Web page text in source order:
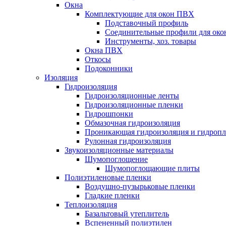
Окна
Комплектующие для окон ПВХ
Подставочный профиль
Соединительные профили для
Инструменты, хоз. товары
Окна ПВХ
Откосы
Подоконники
Изоляция
Гидроизоляция
Гидроизоляционные ленты
Гидроизоляционные пленки
Гидрошпонки
Обмазочная гидроизоляция
Проникающая гидроизоляция и
Рулонная гидроизоляция
Звукоизоляционные материалы
Шумопоглощение
Шумопоглощающие плиты
Полиэтиленовые пленки
Воздушно-пузырьковые пленки
Гладкие пленки
Теплоизоляция
Базальтовый утеплитель
Вспененный полиэтилен